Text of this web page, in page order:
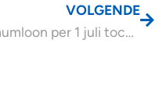
VOLGENDE
Minimumloon per 1 juli toch omhoog